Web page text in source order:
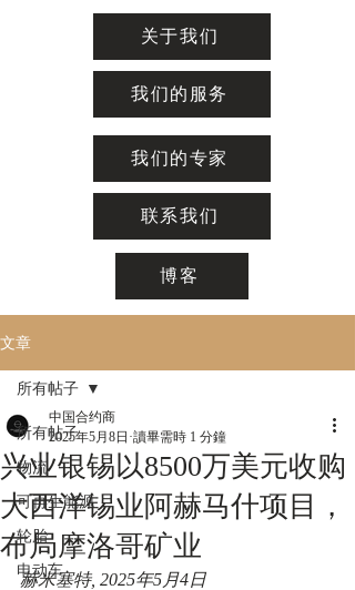
关于我们
我们的服务
我们的专家
联系我们
博客
文章
所有帖子
物流
可再生能源
轮胎
电动车
所有帖子
兴业银锡以8500万美元收购
大西洋锡业阿赫马什项目，
布局摩洛哥矿业
中国合约商
2025年5月8日 讀畢需時 1 分鐘
赫米塞特, 2025年5月4日